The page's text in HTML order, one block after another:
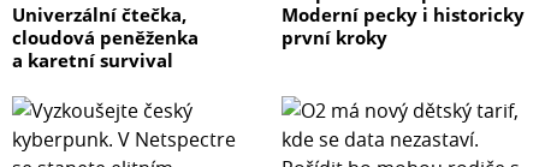
Univerzální čtečka,
cloudová peněženka
a karetní survival
Moderní pecky i historicky
první kroky